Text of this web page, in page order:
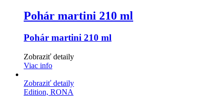
Pohár martini 210 ml
Pohár martini 210 ml
Zobraziť detaily
Viac info
Zobraziť detaily
Edition, RONA